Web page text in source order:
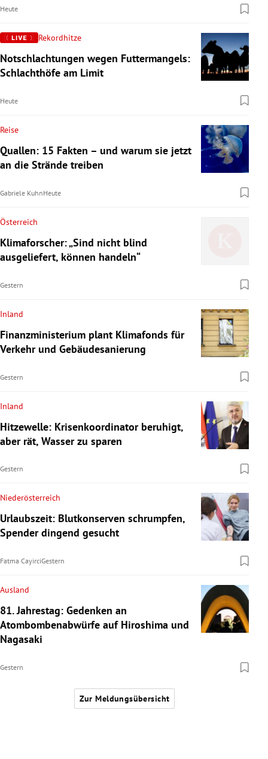
Heute
Rekordhitze
Notschlachtungen wegen Futtermangels:
Schlachthöfe am Limit
Heute
Reise
Quallen: 15 Fakten – und warum sie jetzt
an die Strände treiben
Gabriele KuhnHeute
Österreich
Klimaforscher: „Sind nicht blind
ausgeliefert, können handeln“
Gestern
Inland
Finanzministerium plant Klimafonds für
Verkehr und Gebäudesanierung
Gestern
Inland
Hitzewelle: Krisenkoordinator beruhigt,
aber rät, Wasser zu sparen
Gestern
Niederösterreich
Urlaubszeit: Blutkonserven schrumpfen,
Spender dingend gesucht
Fatma CayirciGestern
Ausland
81. Jahrestag: Gedenken an
Atombombenabwürfe auf Hiroshima und
Nagasaki
Gestern
Zur Meldungsübersicht